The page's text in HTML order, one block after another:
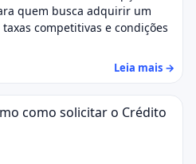
quem busca adquirir um
competitivas e condições
Leia mais →